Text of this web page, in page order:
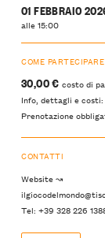
01 FEBBRAIO
alle 15:00
COME PARTECIPARE
30,00 € costo di
Info, dettagli e costi:
Prenotazione
CONTATTI
Website ↝
Tel: +39 328 226